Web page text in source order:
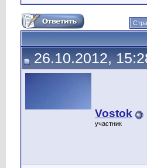
26.10.2012,
Vostok
участник